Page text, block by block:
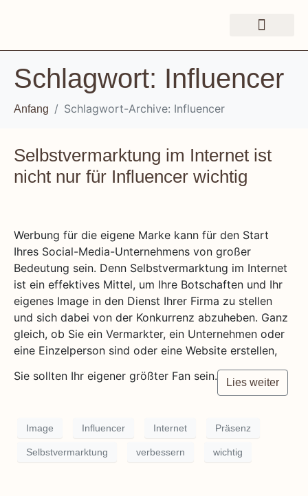
Schlagwort: Influencer
Anfang Schlagwort-Archive: Influencer
Selbstvermarktung im Internet ist
nicht nur für Influencer wichtig
Werbung für die eigene Marke kann für den Start
Ihres Social-Media-Unternehmens von großer
Bedeutung sein. Denn Selbstvermarktung im Internet
ist ein effektives Mittel, um Ihre Botschaften und Ihr
eigenes Image in den Dienst Ihrer Firma zu stellen
und sich dabei von der Konkurrenz abzuheben. Ganz
gleich, ob Sie ein Vermarkter, ein Unternehmen oder
eine Einzelperson sind oder eine Website erstellen,
Sie sollten Ihr eigener größter Fan sein.
Lies weiter
Image Influencer Internet Präsenz
Selbstvermarktung verbessern wichtig